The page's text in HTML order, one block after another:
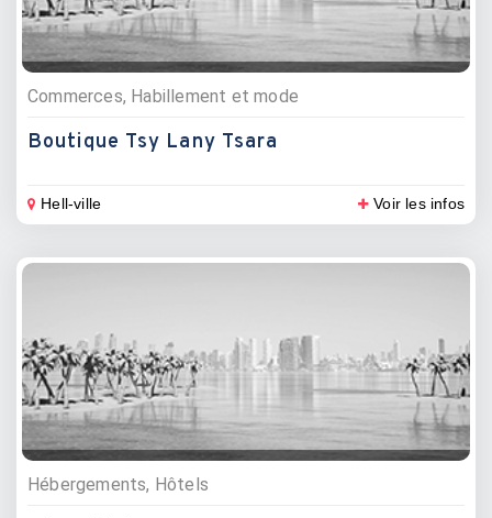
Commerces, Habillement et mode
Boutique Tsy Lany Tsara
Hell-ville Voir les infos
Hébergements, Hôtels